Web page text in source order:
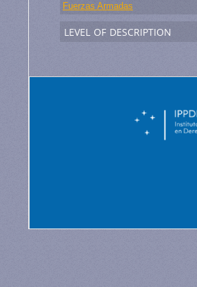
Fuerzas Armadas
level of description